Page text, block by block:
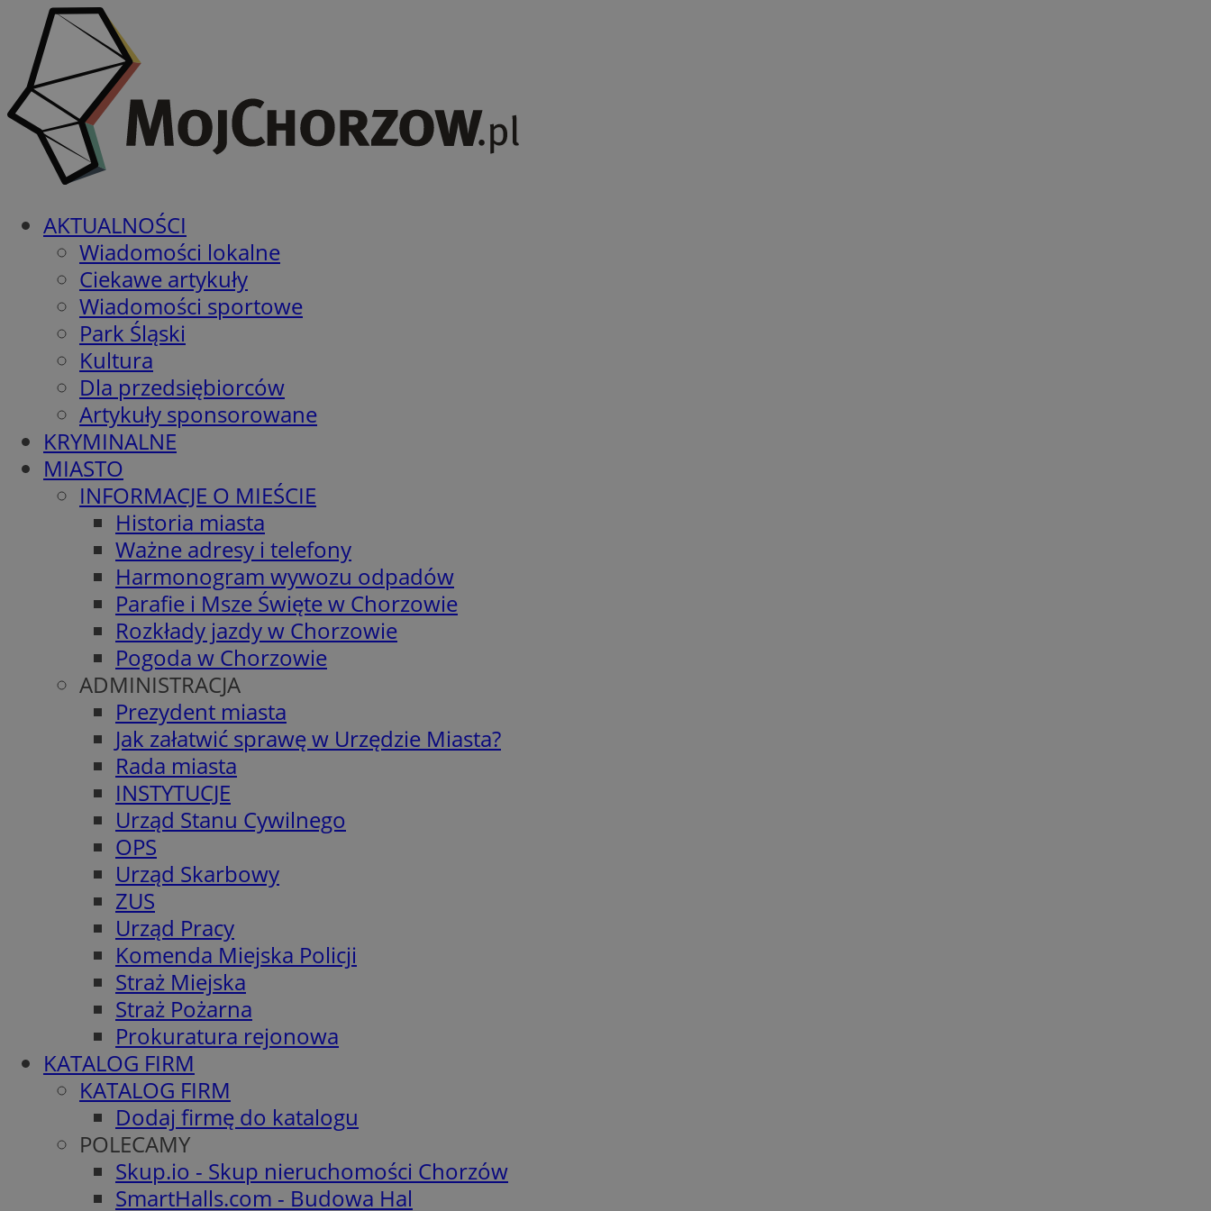
AKTUALNOŚCI
Wiadomości lokalne
Ciekawe artykuły
Wiadomości sportowe
Park Śląski
Kultura
Dla przedsiębiorców
Artykuły sponsorowane
KRYMINALNE
MIASTO
INFORMACJE O MIEŚCIE
Historia miasta
Ważne adresy i telefony
Harmonogram wywozu odpadów
Parafie i Msze Święte w Chorzowie
Rozkłady jazdy w Chorzowie
Pogoda w Chorzowie
ADMINISTRACJA
Prezydent miasta
Jak załatwić sprawę w Urzędzie Miasta?
Rada miasta
INSTYTUCJE
Urząd Stanu Cywilnego
OPS
Urząd Skarbowy
ZUS
Urząd Pracy
Komenda Miejska Policji
Straż Miejska
Straż Pożarna
Prokuratura rejonowa
KATALOG FIRM
KATALOG FIRM
Dodaj firmę do katalogu
POLECAMY
Skup.io - Skup nieruchomości Chorzów
SmartHalls.com - Budowa Hal